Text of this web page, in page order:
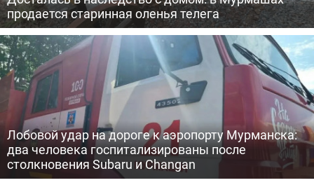
продается старинная оленья телега
Лобовой удар на дороге к аэропорту Мурманска:
два человека госпитализированы после
столкновения Subaru и Changan